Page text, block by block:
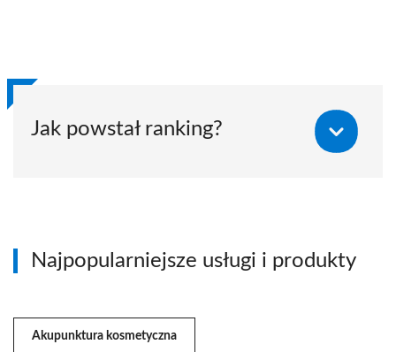
Jak powstał ranking?
Najpopularniejsze usługi i produkty
Akupunktura kosmetyczna